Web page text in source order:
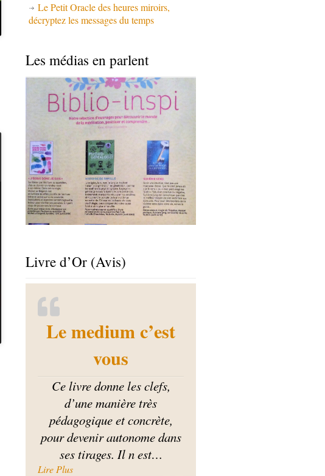
Le Petit Oracle des heures miroirs,
décryptez les messages du temps
Les médias en parlent
Livre d’Or (Avis)
Le medium c’est
vous
Ce livre donne les clefs,
d’une manière très
pédagogique et concrète,
pour devenir autonome dans
ses tirages. Il n est…
Lire Plus« Le medium c’est vous »